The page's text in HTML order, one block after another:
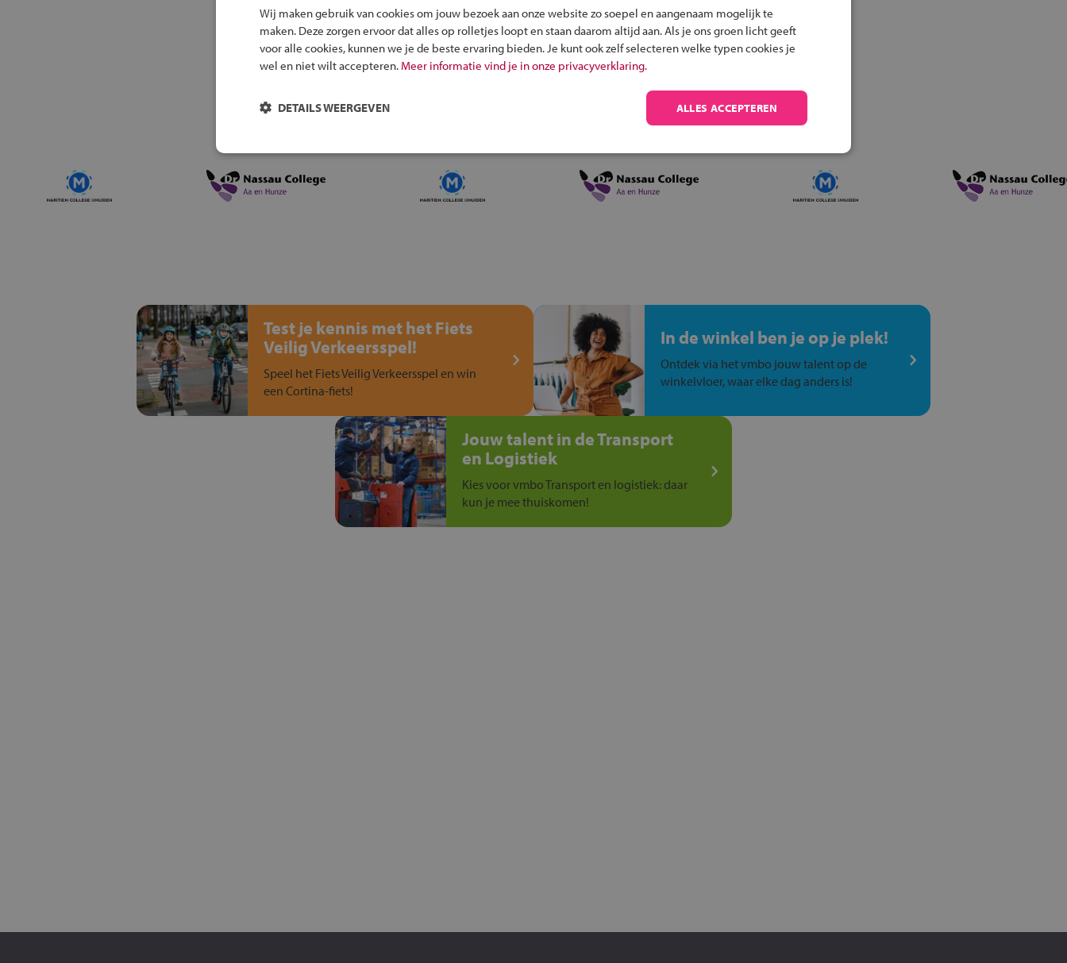
Inschrijven?
Alle informatie om je kind aan te melden bij
een middelbare school.
Test je kennis met het Fiets
Veilig Verkeersspel!
Speel het Fiets Veilig Verkeersspel en win
een Cortina-fiets!
In de winkel ben je op je plek!
Ontdek via het vmbo jouw talent op de
winkelvloer, waar elke dag anders is!
Jouw talent in de Transport
en Logistiek
Kies voor vmbo Transport en logistiek: daar
kun je mee thuiskomen!
Wij maken gebruik van cookies om jouw bezoek aan onze website zo soepel en aangenaam mogelijk te
maken. Deze zorgen ervoor dat alles op rolletjes loopt en staan daarom altijd aan. Als je ons groen licht geeft
voor alle cookies, kunnen we je de beste ervaring bieden. Je kunt ook zelf selecteren welke typen cookies je
wel en niet wilt accepteren. Meer informatie vind je in onze privacyverklaring.
ALLES ACCEPTEREN
DETAILS WEERGEVEN